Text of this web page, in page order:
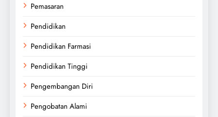
Pemasaran
Pendidikan
Pendidikan Farmasi
Pendidikan Tinggi
Pengembangan Diri
Pengobatan Alami